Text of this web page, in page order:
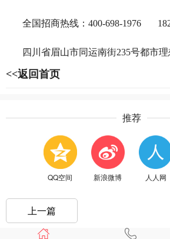
全国招商热线：400-698-1976
四川省眉山市同运南街235号都市
<<返回首页
推荐
QQ空间 新浪微博 人人网
上一篇